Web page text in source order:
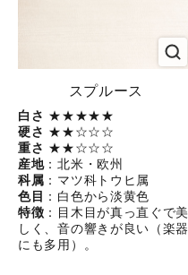
スプルース
白さ ★★★★★
硬さ ★★☆☆☆
重さ ★★☆☆☆
産地：北米・欧州
科属 ：マツ科トウヒ属
色目 ：白色から淡黄色
特徴 ：目木目が真っ直ぐで美
しく、音の響きが良い（楽器
にも多用）。